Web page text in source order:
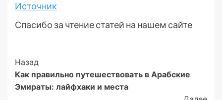
Источник
Спасибо за чтение статей на нашем сайте
Post
Navigation
Назад
Как правильно путешествовать в Арабские
Эмираты: лайфхаки и места